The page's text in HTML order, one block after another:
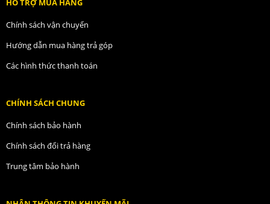
HỖ TRỢ MUA HÀNG
Chính sách vận chuyển
Hướng dẫn mua hàng trả góp
Các hình thức thanh toán
CHÍNH SÁCH CHUNG
Chính sách bảo hành
Chính sách đổi trả hàng
Trung tâm bảo hành